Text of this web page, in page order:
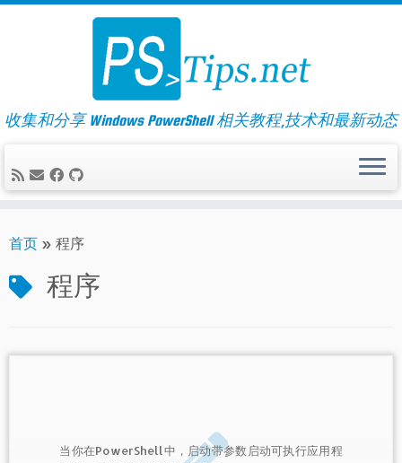
Skip
收集和分享 Windows PowerShell 相关教程,技术和最新动态
首页 » 程序
程序
当你在PowerShell中，启动带参数启动可执行应用程